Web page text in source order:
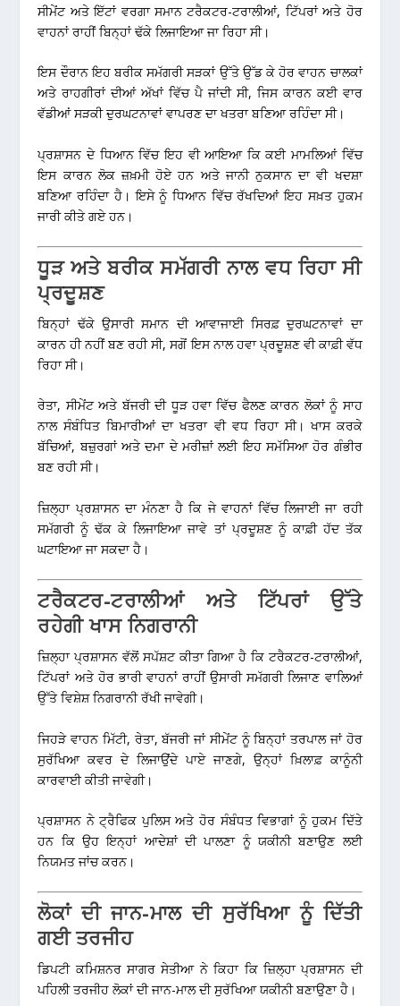
ਸੀਮੇਂਟ ਅਤੇ ਇੱਟਾਂ ਵਰਗਾ ਸਮਾਨ ਟਰੈਕਟਰ-ਟਰਾਲੀਆਂ, ਟਿੱਪਰਾਂ ਅਤੇ ਹੋਰ
ਵਾਹਨਾਂ ਰਾਹੀਂ ਬਿਨ੍ਹਾਂ ਢੱਕੇ ਲਿਜਾਇਆ ਜਾ ਰਿਹਾ ਸੀ।
ਇਸ ਦੌਰਾਨ ਇਹ ਬਰੀਕ ਸਮੱਗਰੀ ਸੜਕਾਂ ਉੱਤੇ ਉੱਡ ਕੇ ਹੋਰ ਵਾਹਨ ਚਾਲਕਾਂ
ਅਤੇ ਰਾਹਗੀਰਾਂ ਦੀਆਂ ਅੱਖਾਂ ਵਿੱਚ ਪੈ ਜਾਂਦੀ ਸੀ, ਜਿਸ ਕਾਰਨ ਕਈ ਵਾਰ
ਵੱਡੀਆਂ ਸੜਕੀ ਦੁਰਘਟਨਾਵਾਂ ਵਾਪਰਣ ਦਾ ਖਤਰਾ ਬਣਿਆ ਰਹਿੰਦਾ ਸੀ।
ਪ੍ਰਸ਼ਾਸਨ ਦੇ ਧਿਆਨ ਵਿੱਚ ਇਹ ਵੀ ਆਇਆ ਕਿ ਕਈ ਮਾਮਲਿਆਂ ਵਿੱਚ
ਇਸ ਕਾਰਨ ਲੋਕ ਜ਼ਖ਼ਮੀ ਹੋਏ ਹਨ ਅਤੇ ਜਾਨੀ ਨੁਕਸਾਨ ਦਾ ਵੀ ਖਦਸ਼ਾ
ਬਣਿਆ ਰਹਿੰਦਾ ਹੈ। ਇਸੇ ਨੂੰ ਧਿਆਨ ਵਿੱਚ ਰੱਖਦਿਆਂ ਇਹ ਸਖ਼ਤ ਹੁਕਮ
ਜਾਰੀ ਕੀਤੇ ਗਏ ਹਨ।
ਧੂੜ ਅਤੇ ਬਰੀਕ ਸਮੱਗਰੀ ਨਾਲ ਵਧ ਰਿਹਾ ਸੀ
ਪ੍ਰਦੂਸ਼ਣ
ਬਿਨ੍ਹਾਂ ਢੱਕੇ ਉਸਾਰੀ ਸਮਾਨ ਦੀ ਆਵਾਜਾਈ ਸਿਰਫ਼ ਦੁਰਘਟਨਾਵਾਂ ਦਾ
ਕਾਰਨ ਹੀ ਨਹੀਂ ਬਣ ਰਹੀ ਸੀ, ਸਗੋਂ ਇਸ ਨਾਲ ਹਵਾ ਪ੍ਰਦੂਸ਼ਣ ਵੀ ਕਾਫ਼ੀ ਵੱਧ
ਰਿਹਾ ਸੀ।
ਰੇਤਾ, ਸੀਮੇਂਟ ਅਤੇ ਬੱਜਰੀ ਦੀ ਧੂੜ ਹਵਾ ਵਿੱਚ ਫੈਲਣ ਕਾਰਨ ਲੋਕਾਂ ਨੂੰ ਸਾਹ
ਨਾਲ ਸੰਬੰਧਿਤ ਬਿਮਾਰੀਆਂ ਦਾ ਖਤਰਾ ਵੀ ਵਧ ਰਿਹਾ ਸੀ। ਖਾਸ ਕਰਕੇ
ਬੱਚਿਆਂ, ਬਜ਼ੁਰਗਾਂ ਅਤੇ ਦਮਾ ਦੇ ਮਰੀਜ਼ਾਂ ਲਈ ਇਹ ਸਮੱਸਿਆ ਹੋਰ ਗੰਭੀਰ
ਬਣ ਰਹੀ ਸੀ।
ਜ਼ਿਲ੍ਹਾ ਪ੍ਰਸ਼ਾਸਨ ਦਾ ਮੰਨਣਾ ਹੈ ਕਿ ਜੇ ਵਾਹਨਾਂ ਵਿੱਚ ਲਿਜਾਈ ਜਾ ਰਹੀ
ਸਮੱਗਰੀ ਨੂੰ ਢੱਕ ਕੇ ਲਿਜਾਇਆ ਜਾਵੇ ਤਾਂ ਪ੍ਰਦੂਸ਼ਣ ਨੂੰ ਕਾਫ਼ੀ ਹੱਦ ਤੱਕ
ਘਟਾਇਆ ਜਾ ਸਕਦਾ ਹੈ।
ਟਰੈਕਟਰ-ਟਰਾਲੀਆਂ ਅਤੇ ਟਿੱਪਰਾਂ ਉੱਤੇ
ਰਹੇਗੀ ਖਾਸ ਨਿਗਰਾਨੀ
ਜ਼ਿਲ੍ਹਾ ਪ੍ਰਸ਼ਾਸਨ ਵੱਲੋਂ ਸਪੱਸ਼ਟ ਕੀਤਾ ਗਿਆ ਹੈ ਕਿ ਟਰੈਕਟਰ-ਟਰਾਲੀਆਂ,
ਟਿੱਪਰਾਂ ਅਤੇ ਹੋਰ ਭਾਰੀ ਵਾਹਨਾਂ ਰਾਹੀਂ ਉਸਾਰੀ ਸਮੱਗਰੀ ਲਿਜਾਣ ਵਾਲਿਆਂ
ਉੱਤੇ ਵਿਸ਼ੇਸ਼ ਨਿਗਰਾਨੀ ਰੱਖੀ ਜਾਵੇਗੀ।
ਜਿਹੜੇ ਵਾਹਨ ਮਿੱਟੀ, ਰੇਤਾ, ਬੱਜਰੀ ਜਾਂ ਸੀਮੇਂਟ ਨੂੰ ਬਿਨ੍ਹਾਂ ਤਰਪਾਲ ਜਾਂ ਹੋਰ
ਸੁਰੱਖਿਆ ਕਵਰ ਦੇ ਲਿਜਾਉਂਦੇ ਪਾਏ ਜਾਣਗੇ, ਉਨ੍ਹਾਂ ਖ਼ਿਲਾਫ਼ ਕਾਨੂੰਨੀ
ਕਾਰਵਾਈ ਕੀਤੀ ਜਾਵੇਗੀ।
ਪ੍ਰਸ਼ਾਸਨ ਨੇ ਟ੍ਰੈਫਿਕ ਪੁਲਿਸ ਅਤੇ ਹੋਰ ਸੰਬੰਧਤ ਵਿਭਾਗਾਂ ਨੂੰ ਹੁਕਮ ਦਿੱਤੇ
ਹਨ ਕਿ ਉਹ ਇਨ੍ਹਾਂ ਆਦੇਸ਼ਾਂ ਦੀ ਪਾਲਣਾ ਨੂੰ ਯਕੀਨੀ ਬਣਾਉਣ ਲਈ
ਨਿਯਮਤ ਜਾਂਚ ਕਰਨ।
ਲੋਕਾਂ ਦੀ ਜਾਨ-ਮਾਲ ਦੀ ਸੁਰੱਖਿਆ ਨੂੰ ਦਿੱਤੀ
ਗਈ ਤਰਜੀਹ
ਡਿਪਟੀ ਕਮਿਸ਼ਨਰ ਸਾਗਰ ਸੇਤੀਆ ਨੇ ਕਿਹਾ ਕਿ ਜ਼ਿਲ੍ਹਾ ਪ੍ਰਸ਼ਾਸਨ ਦੀ
ਪਹਿਲੀ ਤਰਜੀਹ ਲੋਕਾਂ ਦੀ ਜਾਨ-ਮਾਲ ਦੀ ਸੁਰੱਖਿਆ ਯਕੀਨੀ ਬਣਾਉਣਾ ਹੈ।